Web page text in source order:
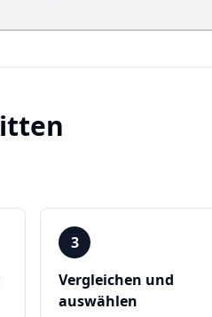
3
Vergleichen und
auswählen